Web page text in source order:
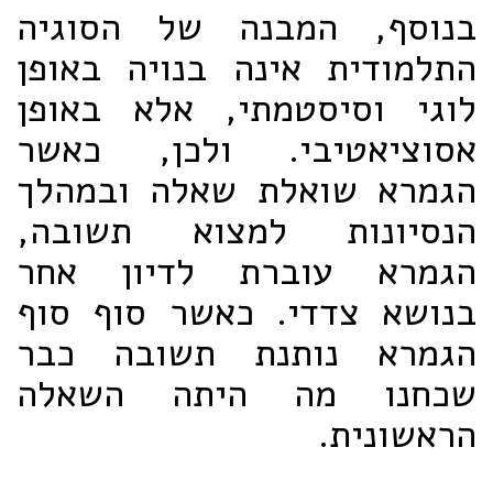
בנוסף, המבנה של הסוגיה
התלמודית אינה בנויה באופן
לוגי וסיסטמתי, אלא באופן
אסוציאטיבי. ולכן, כאשר
הגמרא שואלת שאלה ובמהלך
הנסיונות למצוא תשובה,
הגמרא עוברת לדיון אחר
בנושא צדדי. כאשר סוף סוף
הגמרא נותנת תשובה כבר
שכחנו מה היתה השאלה
הראשונית.